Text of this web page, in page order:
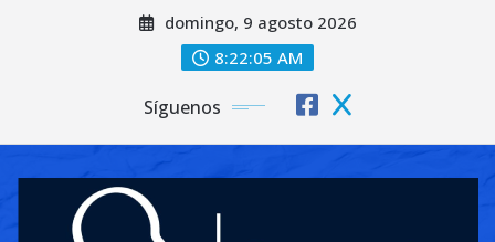
domingo, 9 agosto 2026
8:22:07 AM
Síguenos